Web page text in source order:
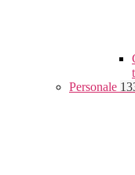
Personale